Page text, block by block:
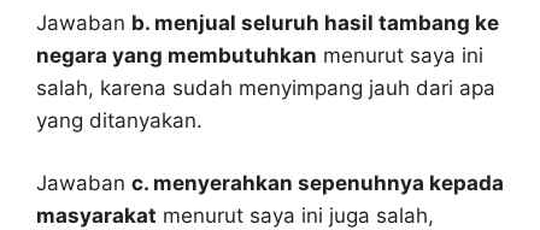
Jawaban b. menjual seluruh hasil tambang ke
negara yang membutuhkan menurut saya ini
salah, karena sudah menyimpang jauh dari apa
yang ditanyakan.
Jawaban c. menyerahkan sepenuhnya kepada
masyarakat menurut saya ini juga salah,